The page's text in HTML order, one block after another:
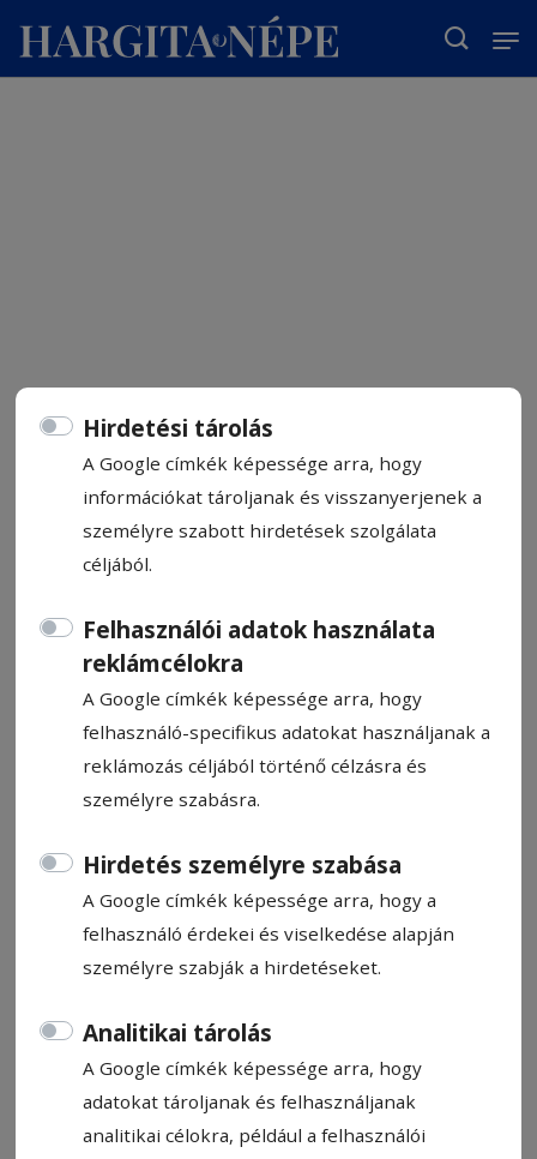
Hirdetési tárolás
A Google címkék képessége arra, hogy
információkat tároljanak és visszanyerjenek a
személyre szabott hirdetések szolgálata
céljából.
Felhasználói adatok használata
reklámcélokra
A Google címkék képessége arra, hogy
felhasználó-specifikus adatokat használjanak a
reklámozás céljából történő célzásra és
személyre szabásra.
Hirdetés személyre szabása
A Google címkék képessége arra, hogy a
felhasználó érdekei és viselkedése alapján
személyre szabják a hirdetéseket.
Analitikai tárolás
A Google címkék képessége arra, hogy
adatokat tároljanak és felhasználjanak
analitikai célokra, például a felhasználói
Para Pista
Para Pista
2026. június 4., 21:20